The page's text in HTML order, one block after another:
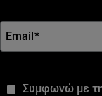
Email*
Συμφωνώ με